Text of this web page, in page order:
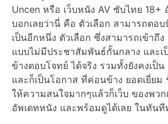
Uncen หรือ เว็บหนัง AV ซับไทย 18+
บอกเลยว่านี่ คือ ตัวเลือก สามารถตอ
เป็นอีกหนึ่ง ตัวเลือก ซึ่งสามารถเข้าถึ
แบบไม่มีประชาสัมพันธ์กั้นกลาง และ
ข้างตอบโจทย์ ได้จริง รวมทั้งยังคงเป็
และก็เป็นโอกาส ที่ค่อนข้าง ยอดเยี่ย
ให้ความสนใจมากๆแล้วก็เว็บ ของพว
อัพเดทหนัง และพร้อมดูได้เลย ในทัน